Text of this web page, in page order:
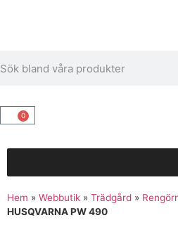
0
Hem » Webbutik » Trädgård »
HUSQVARNA PW 490